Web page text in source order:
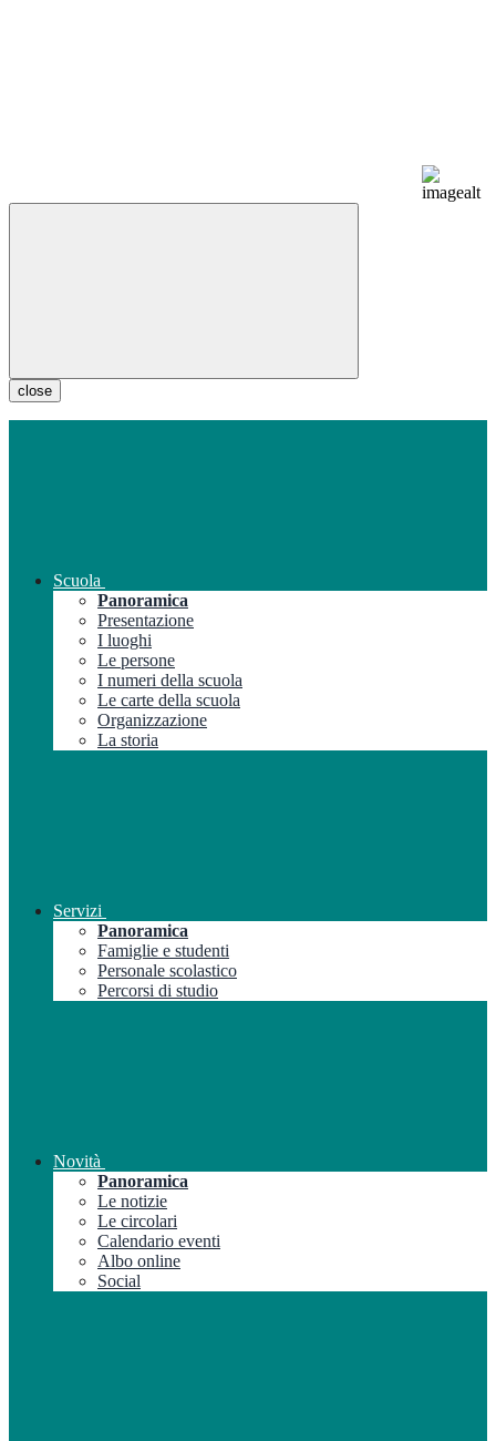
close
Scuola
Panoramica
Presentazione
I luoghi
Le persone
I numeri della scuola
Le carte della scuola
Organizzazione
La storia
Servizi
Panoramica
Famiglie e studenti
Personale scolastico
Percorsi di studio
Novità
Panoramica
Le notizie
Le circolari
Calendario eventi
Albo online
Social